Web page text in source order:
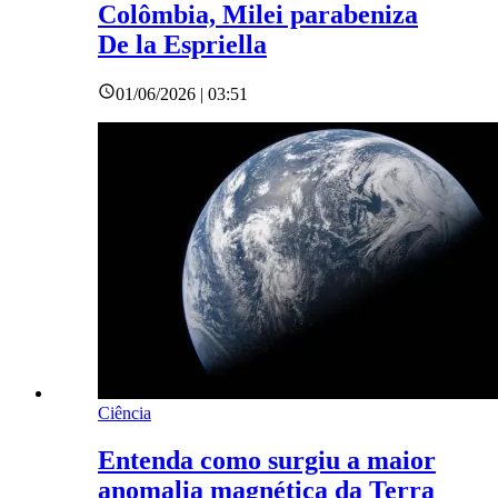
Colômbia, Milei parabeniza
De la Espriella
01/06/2026 | 03:51
Ciência
Entenda como surgiu a maior
anomalia magnética da Terra